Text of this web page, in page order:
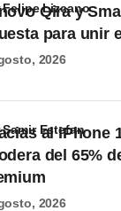
Qira y
para unir
Felipe Lizcano
2026
al iPhone
del 65%
Samir Estefan
2026